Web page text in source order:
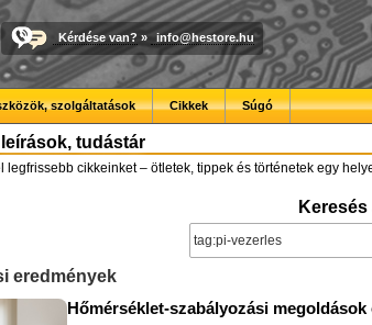
Kérdése van? » info@hestore.hu
szolgáltatások Cikkek Súgó
tudástár
legfrissebb cikkeinket – ötletek, tippek és történetek egy
eredmények
Hőmérséklet-szabályozási